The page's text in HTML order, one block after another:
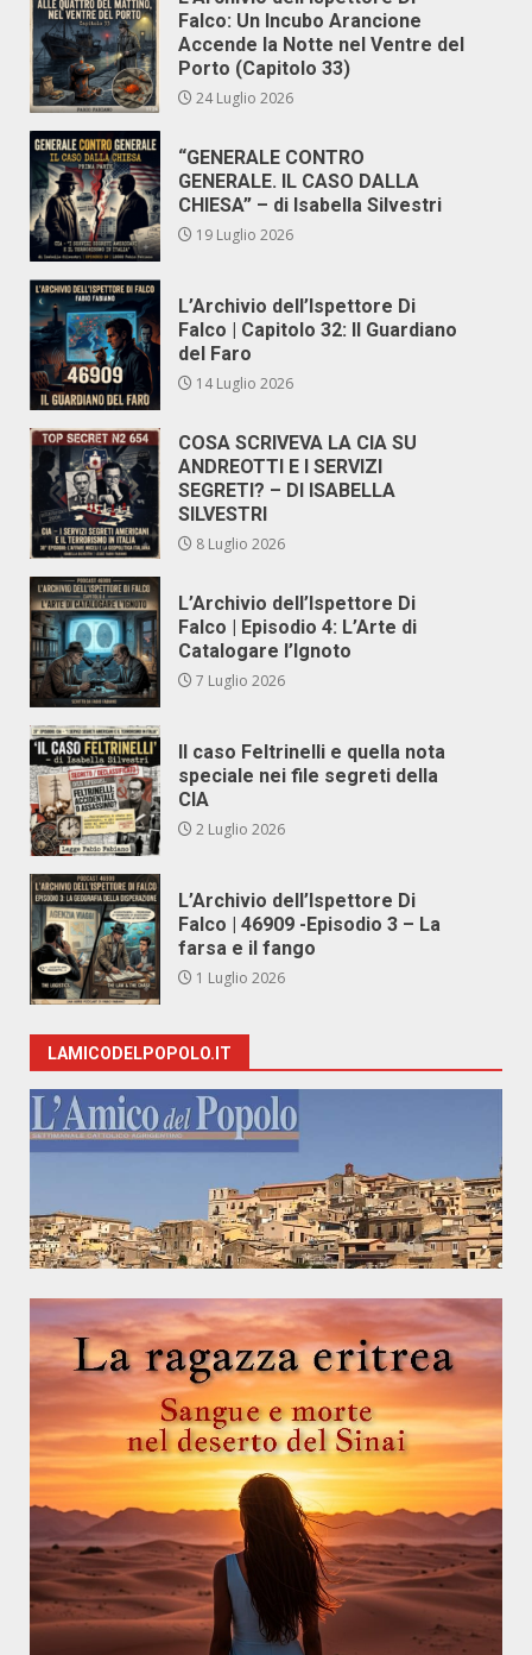
Falco: Un Incubo Arancione
Accende la Notte nel Ventre del
Porto (Capitolo 33)
24 Luglio 2026
“GENERALE CONTRO
GENERALE. IL CASO DALLA
CHIESA” – di Isabella Silvestri
19 Luglio 2026
L’Archivio dell’Ispettore Di
Falco | Capitolo 32: Il Guardiano
del Faro
14 Luglio 2026
COSA SCRIVEVA LA CIA SU
ANDREOTTI E I SERVIZI
SEGRETI? – DI ISABELLA
SILVESTRI
8 Luglio 2026
L’Archivio dell’Ispettore Di
Falco | Episodio 4: L’Arte di
Catalogare l’Ignoto
7 Luglio 2026
Il caso Feltrinelli e quella nota
speciale nei file segreti della
CIA
2 Luglio 2026
L’Archivio dell’Ispettore Di
Falco | 46909 -Episodio 3 – La
farsa e il fango
1 Luglio 2026
LAMICODELPOPOLO.IT